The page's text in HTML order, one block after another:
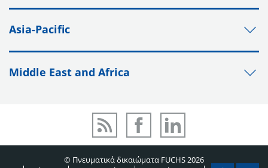
Asia-Pacific
Middle East and Africa
© Πνευματικά δικαιώματα FUCHS 2026